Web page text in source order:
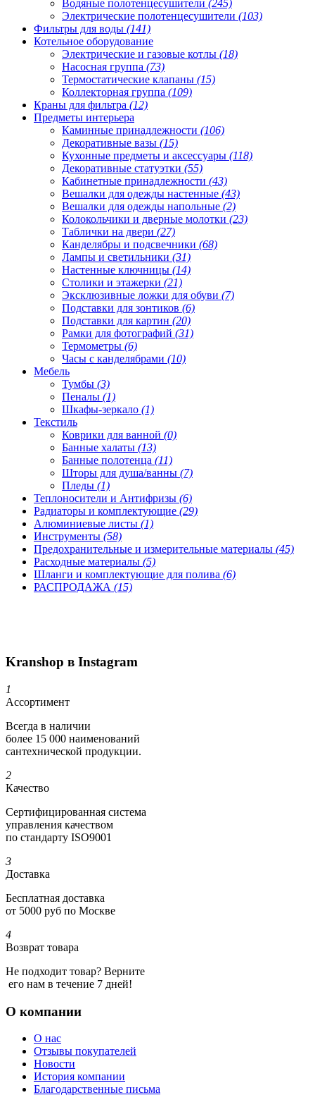
Водяные полотенцесушители (245)
Электрические полотенцесушители (103)
Фильтры для воды (141)
Котельное оборудование
Электрические и газовые котлы (18)
Насосная группа (73)
Термостатические клапаны (15)
Коллекторная группа (109)
Краны для фильтра (12)
Предметы интерьера
Каминные принадлежности (106)
Декоративные вазы (15)
Кухонные предметы и аксессуары (118)
Декоративные статуэтки (55)
Кабинетные принадлежности (43)
Вешалки для одежды настенные (43)
Вешалки для одежды напольные (2)
Колокольчики и дверные молотки (23)
Таблички на двери (27)
Канделябры и подсвечники (68)
Лампы и светильники (31)
Настенные ключницы (14)
Столики и этажерки (21)
Эксклюзивные ложки для обуви (7)
Подставки для зонтиков (6)
Подставки для картин (20)
Рамки для фотографий (31)
Термометры (6)
Часы с канделябрами (10)
Мебель
Тумбы (3)
Пеналы (1)
Шкафы-зеркало (1)
Текстиль
Коврики для ванной (0)
Банные халаты (13)
Банные полотенца (11)
Шторы для душа/ванны (7)
Пледы (1)
Теплоносители и Антифризы (6)
Радиаторы и комплектующие (29)
Алюминиевые листы (1)
Инструменты (58)
Предохранительные и измерительные материалы (45)
Расходные материалы (5)
Шланги и комплектующие для полива (6)
РАСПРОДАЖА (15)
Kranshop в Instagram
1
Ассортимент
Всегда в наличии
более 15 000 наименований
сантехнической продукции.
2
Качество
Сертифициро­ванная система
управления качеством
по стандарту ISO9001
3
Доставка
Бесплатная доставка
от 5000 руб по Москве
4
Возврат товара
Не подходит товар? Верните
его нам в течение 7 дней!
О компании
О нас
Отзывы покупателей
Новости
История компании
Благодарственные письма